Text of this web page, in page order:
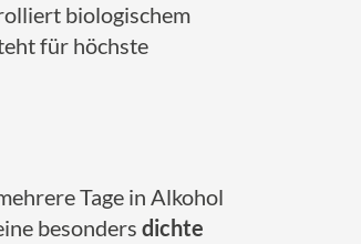
biologischem
für höchste
Tage in Alkohol
besonders dichte